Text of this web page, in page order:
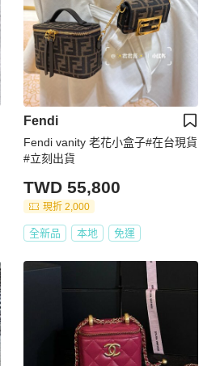
Fendi
Fendi vanity 老花小盒子#在台現貨
#立刻出貨
TWD 55,800
現折 2,000
全新品 本地 免運